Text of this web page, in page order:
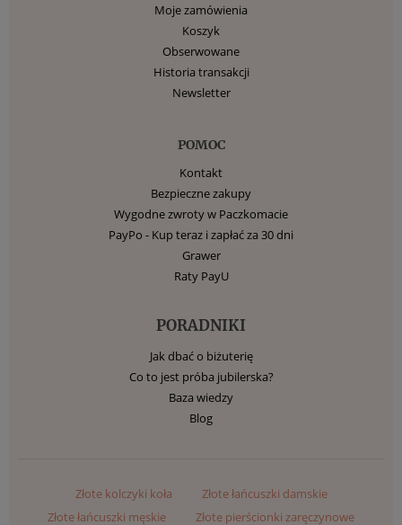
Moje zamówienia
Koszyk
Obserwowane
Historia transakcji
Newsletter
POMOC
Kontakt
Bezpieczne zakupy
Wygodne zwroty w Paczkomacie
PayPo - Kup teraz i zapłać za 30 dni
Grawer
Raty PayU
PORADNIKI
Jak dbać o biżuterię
Co to jest próba jubilerska?
Baza wiedzy
Blog
Złote kolczyki koła
Złote łańcuszki damskie
Złote łańcuszki męskie
Złote pierścionki zaręczynowe